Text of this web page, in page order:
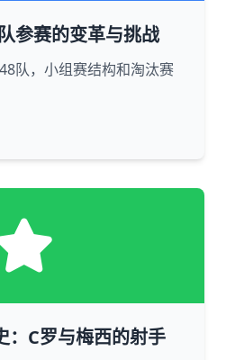
参赛的变革与挑战
队，小组赛结构和淘汰赛
：C罗与梅西的射手